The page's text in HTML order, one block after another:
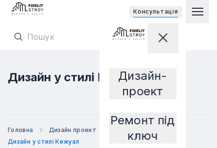
Перейти на головну сторінку
Дизайн-
проект
Ремонт під
ключ
Замовнику
Консультацiя Відкриває
Дизайн у стилі Кежуал
Головна Дизайн проект
Дизайн у стилі Кежуал